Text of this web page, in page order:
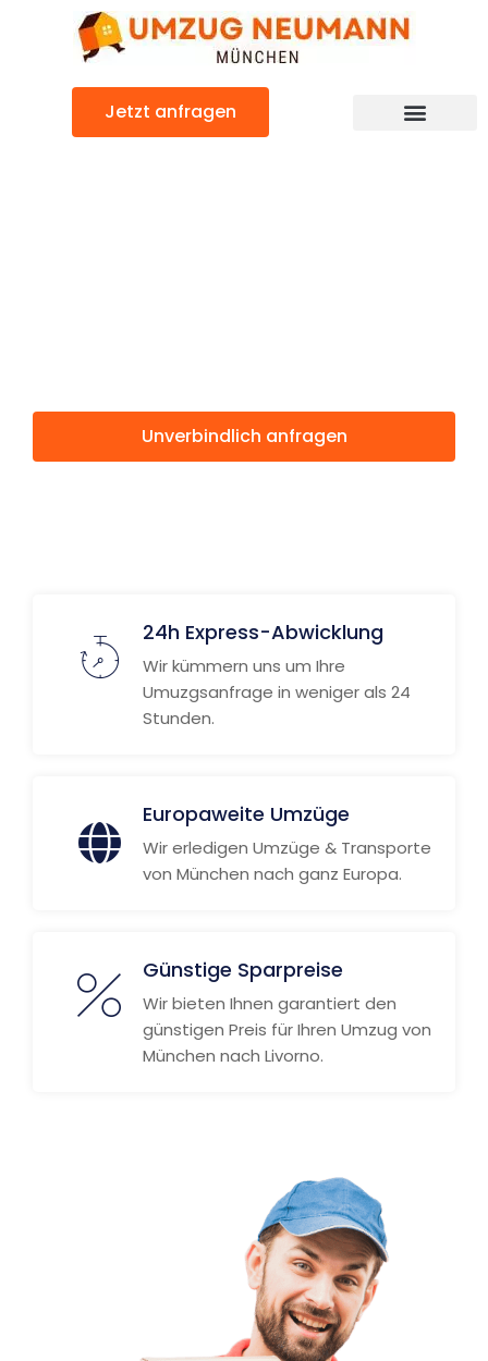
Jetzt anfragen
Unverbindlich anfragen
24h Express-Abwicklung
Wir kümmern uns um Ihre
Umuzgsanfrage in weniger als 24
Stunden.
Europaweite Umzüge
Wir erledigen Umzüge & Transporte
von München nach ganz Europa.
Günstige Sparpreise
Wir bieten Ihnen garantiert den
günstigen Preis für Ihren Umzug von
München nach Livorno.